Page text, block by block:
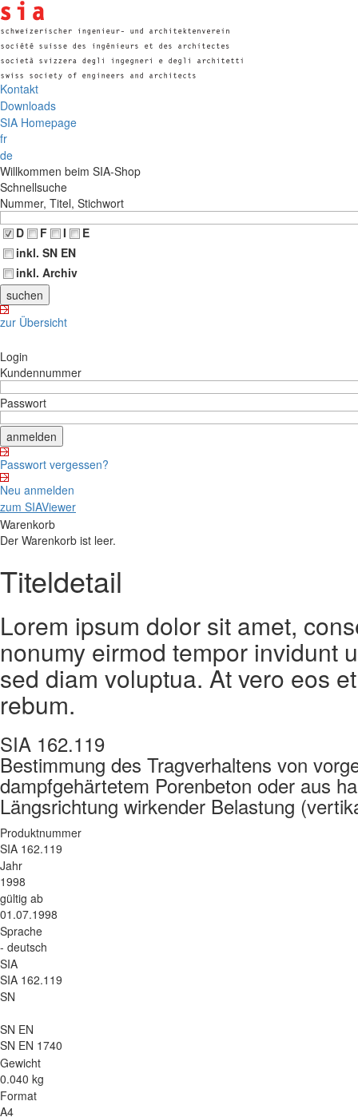
Kontakt
Downloads
SIA Homepage
fr
de
Willkommen beim SIA-Shop
Schnellsuche
Nummer, Titel, Stichwort
D
F I
E
inkl. SN EN
inkl. Archiv
zur Übersicht
Login
Kundennummer
Passwort
Passwort vergessen?
Neu anmelden
zum SIAViewer
Warenkorb
Der Warenkorb ist leer.
Titeldetail
Lorem ipsum dolor sit amet,
nonumy eirmod tempor invidunt
sed diam voluptua. At vero eos
rebum.
SIA 162.119
Bestimmung des Tragverhaltens von
dampfgehärtetem Porenbeton oder aus
Längsrichtung wirkender Belastung
Produktnummer
SIA 162.119
Jahr
1998
gültig ab
01.07.1998
Sprache
- deutsch
SIA
SIA 162.119
SN
SN EN
SN EN 1740
Gewicht
0.040 kg
Format
A4